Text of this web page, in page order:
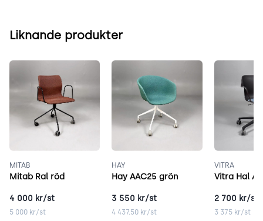
Liknande produkter
MITAB
Mitab Ral röd
4 000 kr/st
5 000 kr/st
HAY
Hay AAC25 grön
3 550 kr/st
4 437.50 kr/st
VITRA
Vitra Hal
2 700 kr/st
3 375kr/st